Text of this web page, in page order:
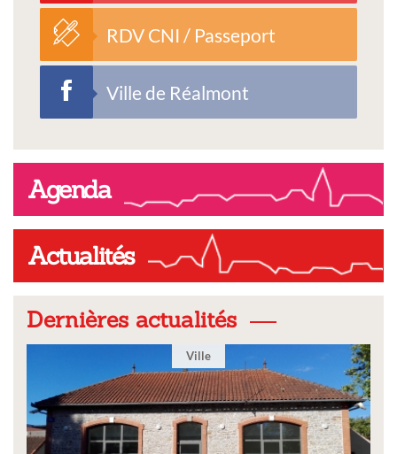
RDV CNI / Passeport
Ville de Réalmont
Agenda
Actualités
Dernières actualités
Ville